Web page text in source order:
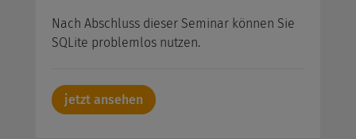
Nach Abschluss dieser Seminar können Sie
SQLite problemlos nutzen.
jetzt ansehen